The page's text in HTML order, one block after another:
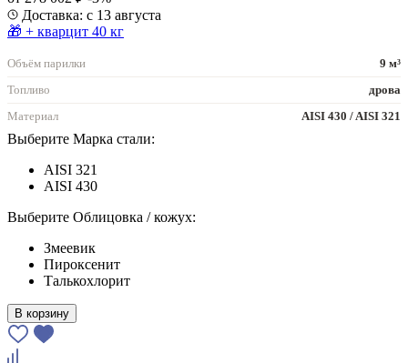
Доставка: с 13 августа
🎁 + кварцит 40 кг
Объём парилки
9 м³
Топливо
дрова
Материал
AISI 430 / AISI 321
Выберите Марка стали:
AISI 321
AISI 430
Выберите Облицовка / кожух:
Змеевик
Пироксенит
Талькохлорит
В корзину